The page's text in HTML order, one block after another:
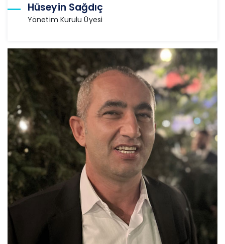
Hüseyin Sağdıç
Yönetim Kurulu Üyesi